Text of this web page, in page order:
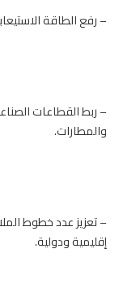
– رفع الطاقة الاستيعابية
– ربط القطاعات
والمطارات.
– تعزيز عدد خطوط
إقليمية ودولية.